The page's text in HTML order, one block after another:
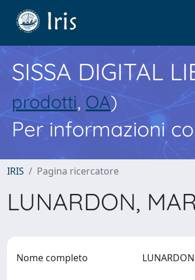
SISSA DIGITAL
prodotti, OA)
Per informazioni
IRIS Pagina ricercatore
LUNARDON,
Nome completo